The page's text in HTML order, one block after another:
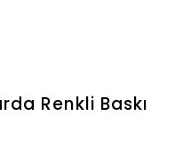
Renkli Baskı